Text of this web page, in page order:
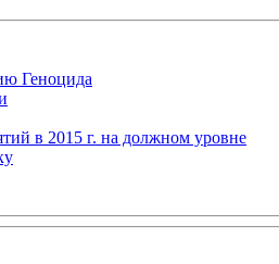
Геноцида
в 2015 г. на должном уровне